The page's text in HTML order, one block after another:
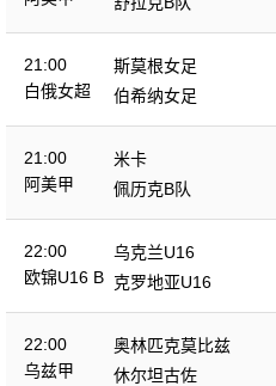
21:00
白俄女超
斯莫根女足
伯希纳女足
21:00
阿美甲
米卡
佩历克B队
22:00
欧锦U16 B
乌克兰U16
克罗地亚U16
22:00
乌兹甲
奥林匹克莫比兹
休尔坦古佐